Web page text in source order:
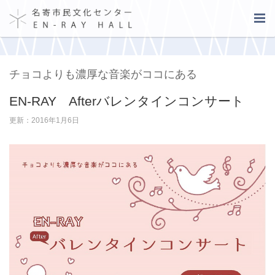
チョコよりも濃厚な音楽がココにある
EN-RAY Afterバレンタインコンサート
更新：2016年1月6日